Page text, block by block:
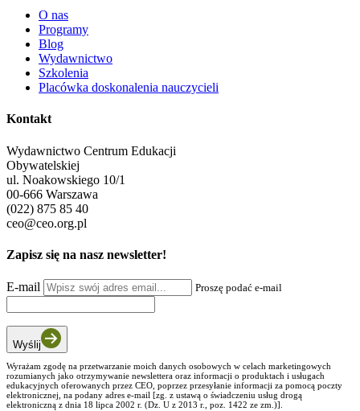
O nas
Programy
Blog
Wydawnictwo
Szkolenia
Placówka doskonalenia nauczycieli
Kontakt
Wydawnictwo Centrum Edukacji
Obywatelskiej
ul. Noakowskiego 10/1
00-666 Warszawa
(022) 875 85 40
ceo@ceo.org.pl
Zapisz się na nasz newsletter!
E-mail Proszę podać e-mail
Wyślij
Wyrażam zgodę na przetwarzanie moich danych osobowych w celach marketingowych
rozumianych jako otrzymywanie newslettera oraz informacji o produktach i usługach
edukacyjnych oferowanych przez CEO, poprzez przesyłanie informacji za pomocą poczty
elektronicznej, na podany adres e-mail [zg. z ustawą o świadczeniu usług drogą
elektroniczną z dnia 18 lipca 2002 r. (Dz. U z 2013 r., poz. 1422 ze zm.)].